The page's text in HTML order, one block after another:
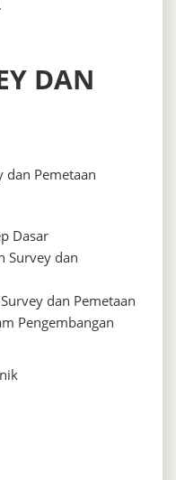
DAN
dan Pemetaan
Dasar
Survey dan
dan Pemetaan
Pengembangan